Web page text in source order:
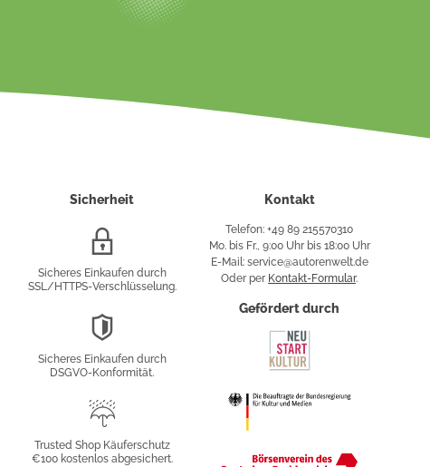
Sicherheit
Verschlüsselung
Sicheres Einkaufen durch
SSL/HTTPS-Verschlüsselung.
Sicheres Einkaufen durch
DSGVO-Konformität.
Käuferschutz
Trusted Shop Käuferschutz
€100 kostenlos abgesichert.
Kontakt
Telefon: +49 89 215570310
Mo. bis Fr., 9:00 Uhr bis 18:00 Uhr
E-Mail: service@autorenwelt.de
Oder per Kontakt-Formular.
Gefördert durch